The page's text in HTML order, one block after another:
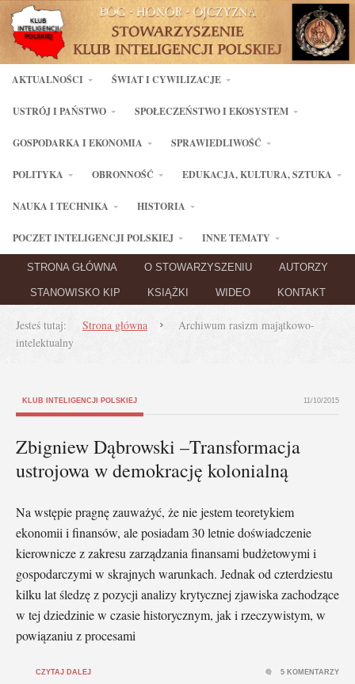
AKTUALNOŚCI ŚWIAT I CYWILIZACJE
USTRÓJ I PAŃSTWO SPOŁECZEŃSTWO I EKOSYSTEM
GOSPODARKA I EKONOMIA SPRAWIEDLIWOŚĆ
POLITYKA OBRONNOŚĆ EDUKACJA, KULTURA, SZTUKA
NAUKA I TECHNIKA HISTORIA
POCZET INTELIGENCJI POLSKIEJ INNE TEMATY
STRONA GŁÓWNA O STOWARZYSZENIU AUTORZY
STANOWISKO KIP KSIĄŻKI WIDEO KONTAKT
Jesteś tutaj: Strona główna
Archiwum rasizm majątkowo-
intelektualny
KLUB INTELIGENCJI POLSKIEJ 11/10/2015
Zbigniew Dąbrowski –Transformacja
ustrojowa w demokrację kolonialną
Na wstępie pragnę zauważyć, że nie jestem teoretykiem
ekonomii i finansów, ale posiadam 30 letnie doświadczenie
kierownicze z zakresu zarządzania finansami budżetowymi i
gospodarczymi w skrajnych warunkach. Jednak od czterdziestu
kilku lat śledzę z pozycji analizy krytycznej zjawiska zachodzące
w tej dziedzinie w czasie historycznym, jak i rzeczywistym, w
powiązaniu z procesami
CZYTAJ DALEJ 5 KOMENTARZY